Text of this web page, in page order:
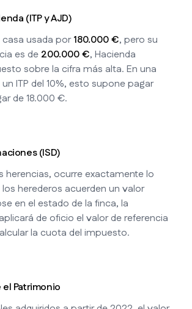
(ITP y AJD)
usada por180.000 €, pero su
es de 200.000 €, Hacienda
sobre la cifra más alta. En una
ITP del 10%, esto supone pagar
de 18.000 €.
(ISD)
herencias, ocurre exactamente lo
herederos acuerden un valor
en el estado de la finca, la
de oficio el valor de referencia
la cuota del impuesto.
Patrimonio